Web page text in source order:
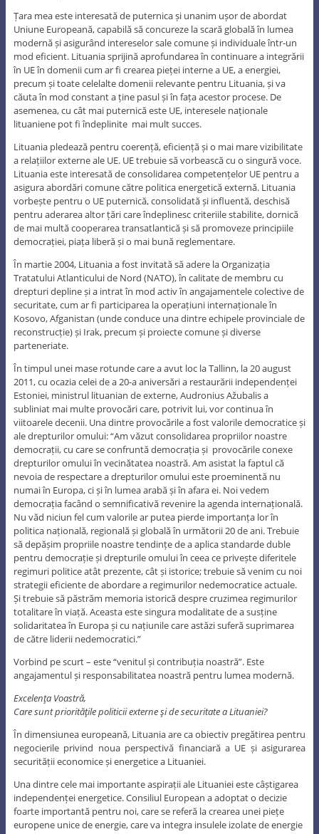
Țara mea este interesată de puternica și unanim ușor de abordat
Uniune Europeană, capabilă să concureze la scară globală în lumea
modernă și asigurând intereselor sale comune și individuale într-un
mod eficient. Lituania sprijină aprofundarea în continuare a integrării
în UE în domenii cum ar fi crearea pieței interne a UE, a energiei,
precum și toate celelalte domenii relevante pentru Lituania, și va
căuta în mod constant a ține pasul și în fața acestor procese. De
asemenea, cu cât mai puternică este UE, interesele naționale
lituaniene pot fi îndeplinite mai mult succes.
Lituania pledează pentru coerență, eficiență și o mai mare vizibilitate
a relațiilor externe ale UE. UE trebuie să vorbească cu o singură voce.
Lituania este interesată de consolidarea competențelor UE pentru a
asigura abordări comune către politica energetică externă. Lituania
vorbește pentru o UE puternică, consolidată și influentă, deschisă
pentru aderarea altor țări care îndeplinesc criteriile stabilite, dornică
de mai multă cooperarea transatlantică și să promoveze principiile
democrației, piața liberă și o mai bună reglementare.
În martie 2004, Lituania a fost invitată să adere la Organizația
Tratatului Atlanticului de Nord (NATO), în calitate de membru cu
drepturi depline și a intrat în mod activ în angajamentele colective de
securitate, cum ar fi participarea la operațiuni internaționale în
Kosovo, Afganistan (unde conduce una dintre echipele provinciale de
reconstrucție) și Irak, precum și proiecte comune și diverse
parteneriate.
În timpul unei mase rotunde care a avut loc la Tallinn, la 20 august
2011, cu ocazia celei de a 20-a aniversări a restaurării independenței
Estoniei, ministrul lituanian de externe, Audronius Ažubalis a
subliniat mai multe provocări care, potrivit lui, vor continua în
viitoarele decenii. Una dintre provocările a fost valorile democratice și
ale drepturilor omului: “Am văzut consolidarea propriilor noastre
democrații, cu care se confruntă democrația și provocările conexe
drepturilor omului în vecinătatea noastră. Am asistat la faptul că
nevoia de respectare a drepturilor omului este proeminentă nu
numai în Europa, ci și în lumea arabă și în afara ei. Noi vedem
democrația facând o semnificativă revenire la agenda internațională.
Nu văd niciun fel cum valorile ar putea pierde importanța lor în
politica națională, regională și globală în următorii 20 de ani. Trebuie
să depășim propriile noastre tendințe de a aplica standarde duble
pentru democrație și drepturile omului în ceea ce privește diferitele
regimuri politice atât prezente, cât și istorice; trebuie să venim cu noi
strategii eficiente de abordare a regimurilor nedemocratice actuale.
Și trebuie să păstrăm memoria istorică despre cruzimea regimurilor
totalitare în viață. Aceasta este singura modalitate de a susține
solidaritatea în Europa și cu națiunile care astăzi suferă suprimarea
de către liderii nedemocratici.”
Vorbind pe scurt – este “venitul și contribuția noastră”. Este
angajamentul și responsabilitatea noastră pentru lumea modernă.
Excelenţa Voastră,
Care sunt priorităţile politicii externe şi de securitate a Lituaniei?
În dimensiunea europeană, Lituania are ca obiectiv pregătirea pentru
negocierile privind noua perspectivă financiară a UE și asigurarea
securității economice și energetice a Lituaniei.
Una dintre cele mai importante aspirații ale Lituaniei este câștigarea
independenței energetice. Consiliul European a adoptat o decizie
foarte importantă pentru noi, care se referă la crearea unei piețe
europene unice de energie, care va integra insulele izolate de energie